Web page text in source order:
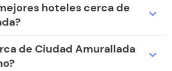
hoteles cerca de
expand_more
de Ciudad Amurallada
expand_more